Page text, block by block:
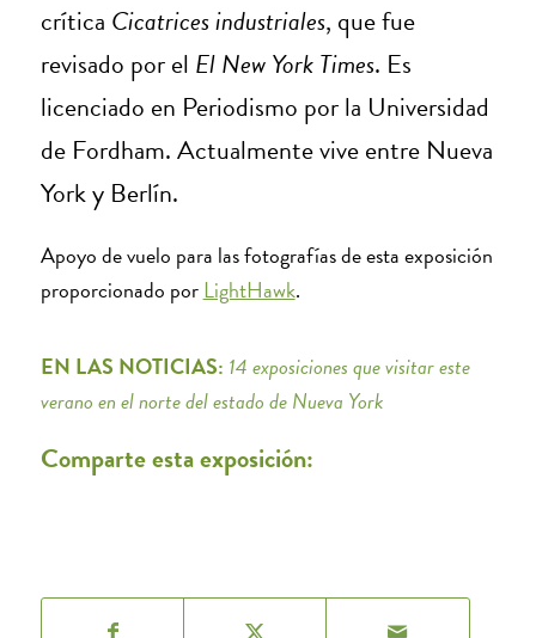
crítica Cicatrices industriales, que fue
revisado por el El New York Times. Es
licenciado en Periodismo por la Universidad
de Fordham. Actualmente vive entre Nueva
York y Berlín.
Apoyo de vuelo para las fotografías de esta exposición
proporcionado porLightHawk.
EN LAS NOTICIAS: 14 exposiciones que visitar este
verano en el norte del estado de Nueva York
Comparte esta exposición: